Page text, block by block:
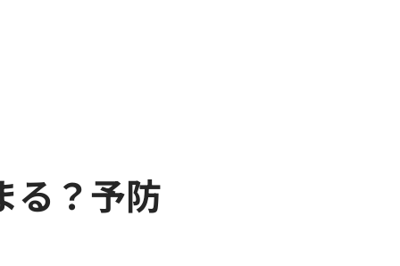
る？予防